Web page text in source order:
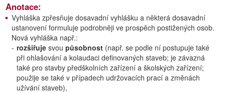
Anotace:
Vyhláška zpřesňuje dosavadní vyhlášku a některá dosavadní
ustanovení formuluje podrobněji ve prospěch postižených osob.
Nová vyhláška např.:
- rozšiřuje svou působnost (např. se podle ní postupuje také
při ohlašování a kolaudaci definovaných staveb; je závazná
také pro stavby předškolních zařízení a školských zařízení;
použije se také v případech udržovacích prací a změnách
užívání staveb),